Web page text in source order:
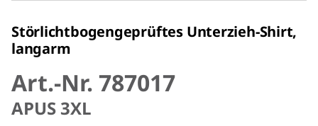
Störlichtbogengeprüftes Unterzieh-Shirt,
langarm
Art.-Nr. 787017
APUS 3XL